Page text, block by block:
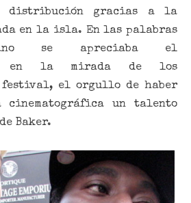
distribución gracias a la
en la isla. En las palabras
se apreciaba el
en la mirada de los
festival, el orgullo de haber
cinematográfica un talento
Baker.